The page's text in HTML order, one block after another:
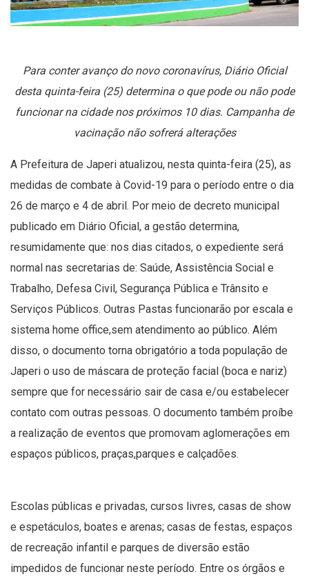
Para conter avanço do novo coronavírus, Diário Oficial
desta quinta-feira (25) determina o que pode ou não pode
funcionar na cidade nos próximos 10 dias. Campanha de
vacinação não sofrerá alterações
A Prefeitura de Japeri atualizou, nesta quinta-feira (25), as
medidas de combate à Covid-19 para o período entre o dia
26 de março e 4 de abril. Por meio de decreto municipal
publicado em Diário Oficial, a gestão determina,
resumidamente que: nos dias citados, o expediente será
normal nas secretarias de: Saúde, Assistência Social e
Trabalho, Defesa Civil, Segurança Pública e Trânsito e
Serviços Públicos. Outras Pastas funcionarão por escala e
sistema home office,sem atendimento ao público. Além
disso, o documento torna obrigatório a toda população de
Japeri o uso de máscara de proteção facial (boca e nariz)
sempre que for necessário sair de casa e/ou estabelecer
contato com outras pessoas. O documento também proíbe
a realização de eventos que promovam aglomerações em
espaços públicos, praças,parques e calçadões.
Escolas públicas e privadas, cursos livres, casas de show
e espetáculos, boates e arenas; casas de festas, espaços
de recreação infantil e parques de diversão estão
impedidos de funcionar neste período. Entre os órgãos e